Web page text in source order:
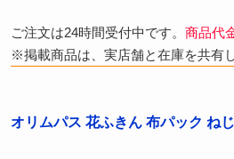
ご注文は24時間受付中です。 商品代
※掲載商品は、実店舗と在庫を共有
オリムパス 花ふきん 布パック ね